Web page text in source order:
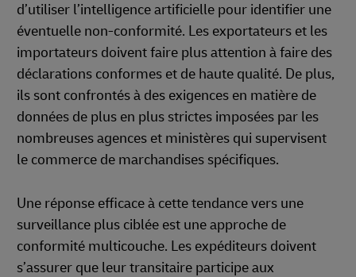
d’utiliser l’intelligence artificielle pour identifier une
éventuelle non-conformité. Les exportateurs et les
importateurs doivent faire plus attention à faire des
déclarations conformes et de haute qualité. De plus,
ils sont confrontés à des exigences en matière de
données de plus en plus strictes imposées par les
nombreuses agences et ministères qui supervisent
le commerce de marchandises spécifiques.
Une réponse efficace à cette tendance vers une
surveillance plus ciblée est une approche de
conformité multicouche. Les expéditeurs doivent
s’assurer que leur transitaire participe aux